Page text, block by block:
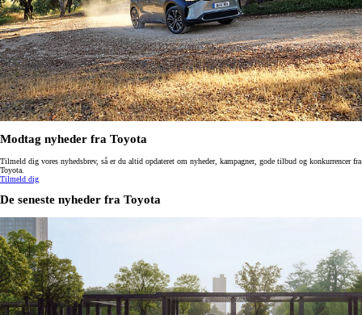
Modtag nyheder fra Toyota
Tilmeld dig vores nyhedsbrev, så er du altid opdateret om nyheder, kampagner, gode tilbud og konkurrencer fra
Toyota.
Tilmeld dig
De seneste nyheder fra Toyota